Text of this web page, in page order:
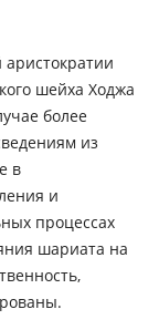
аристократии
шейха Ходжа
более
из
в
и
процессах
шариата на